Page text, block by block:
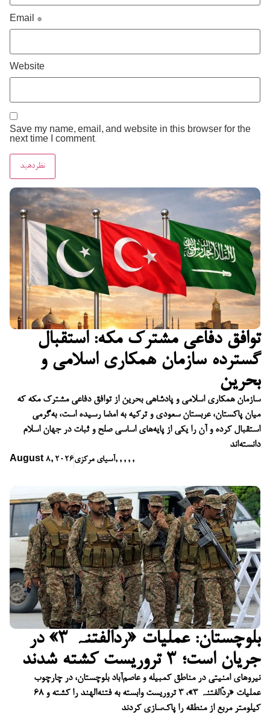
توافق دفاعی مشترک مکه: استقبال
گسترده سازمان همکاری اسلامی و
بحرین
سازمان همکاری اسلامی و پادشاهی بحرین از توافق دفاعی مشترک مکه که
میان پاکستان، عربستان سعودی و ترکیه به امضا رسیده است، به‌گرمی
استقبال کرده و آن را یکی از پایه‌های اساسی صلح و ثبات در جهان اسلام
دانسته‌اند
August 8, 2026آسیای مرکزی, , , , ,
بلوچستان: عملیات «ردّالفتنہ ۳» در
جریان است؛ ۳ تروریست کشته شدند
نیروهای امنیتی در مناطق کمبیله و عاصم‌آباد بلوچستان، در چارچوب
عملیات «ردّالفتنہ ۳»، ۳ تروریست وابسته به فتنه‌الهند را کشته و ۶۸
کیلومتر مربع از منطقه را پاک‌سازی کردند
Email *
Website
Save my name, email, and website in this browser for the
next time I comment.